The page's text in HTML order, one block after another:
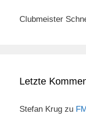
Clubmeister
Letzte
Stefan Krug zu